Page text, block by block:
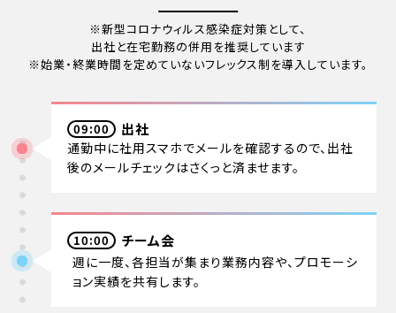
※新型コロナウィルス感染症対策として、
出社と在宅勤務の併用を推奨しています
※始業・終業時間を定めていないフレックス制を導入しています。
09:00 出社
通勤中に社用スマホでメールを確認するので、出社
後のメールチェックはさくっと済ませます。
10:00 チーム会
週に一度、各担当が集まり業務内容や、プロモーシ
ョン実績を共有します。